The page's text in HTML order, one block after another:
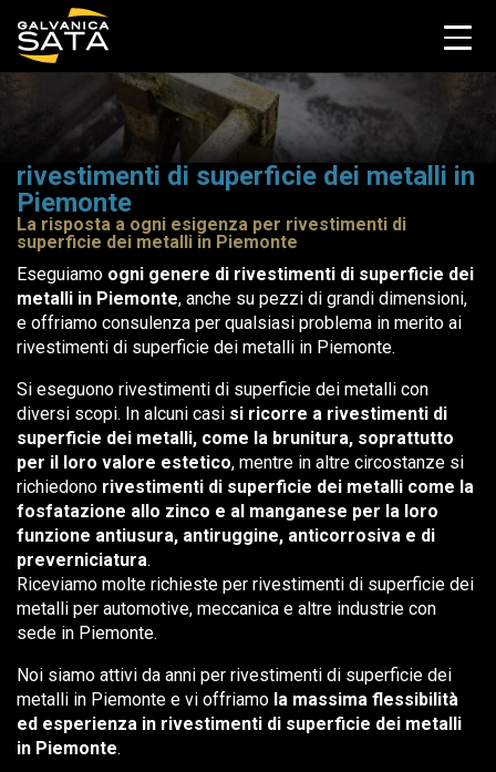
rivestimenti di superficie dei metalli in
Piemonte
La risposta a ogni esigenza per rivestimenti di
superficie dei metalli in Piemonte
Eseguiamo ogni genere di rivestimenti di superficie dei
metalli in Piemonte, anche su pezzi di grandi dimensioni,
e offriamo consulenza per qualsiasi problema in merito ai
rivestimenti di superficie dei metalli in Piemonte.
Si eseguono rivestimenti di superficie dei metalli con
diversi scopi. In alcuni casi si ricorre a rivestimenti di
superficie dei metalli, come la brunitura, soprattutto
per il loro valore estetico, mentre in altre circostanze si
richiedono rivestimenti di superficie dei metalli come la
fosfatazione allo zinco e al manganese per la loro
funzione antiusura, antiruggine, anticorrosiva e di
preverniciatura.
Riceviamo molte richieste per rivestimenti di superficie dei
metalli per automotive, meccanica e altre industrie con
sede in Piemonte.
Noi siamo attivi da anni per rivestimenti di superficie dei
metalli in Piemonte e vi offriamo la massima flessibilità
ed esperienza in rivestimenti di superficie dei metalli
in Piemonte.